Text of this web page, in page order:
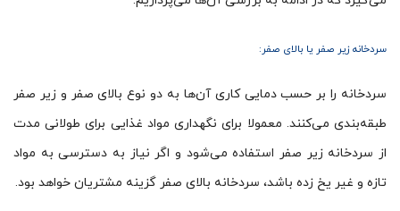
سردخانه زیر صفر یا بالای صفر:
سردخانه را بر حسب دمایی کاری آن‌ها به دو نوع بالای صفر و زیر صفر
طبقه‌بندی می‌کنند. معمولا برای نگهداری مواد غذایی برای طولانی مدت
از سردخانه‌ زیر صفر استفاده می‌شود و اگر نیاز به دسترسی به مواد
تازه و غیر یخ زده باشد، سردخانه‌ بالای صفر گزینه مشتریان خواهد بود.